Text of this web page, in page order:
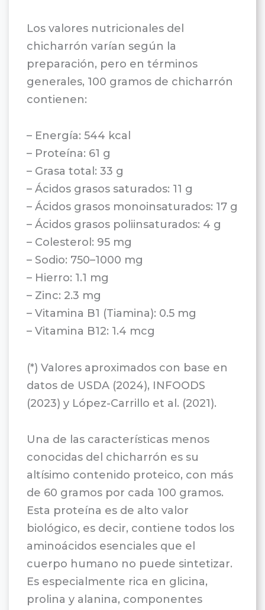
Los valores nutricionales del
chicharrón varían según la
preparación, pero en términos
generales, 100 gramos de chicharrón
contienen:
– Energía: 544 kcal
– Proteína: 61 g
– Grasa total: 33 g
– Ácidos grasos saturados: 11 g
– Ácidos grasos monoinsaturados: 17 g
– Ácidos grasos poliinsaturados: 4 g
– Colesterol: 95 mg
– Sodio: 750–1000 mg
– Hierro: 1.1 mg
– Zinc: 2.3 mg
– Vitamina B1 (Tiamina): 0.5 mg
– Vitamina B12: 1.4 mcg
(*) Valores aproximados con base en
datos de USDA (2024), INFOODS
(2023) y López-Carrillo et al. (2021).
Una de las características menos
conocidas del chicharrón es su
altísimo contenido proteico, con más
de 60 gramos por cada 100 gramos.
Esta proteína es de alto valor
biológico, es decir, contiene todos los
aminoácidos esenciales que el
cuerpo humano no puede sintetizar.
Es especialmente rica en glicina,
prolina y alanina, componentes